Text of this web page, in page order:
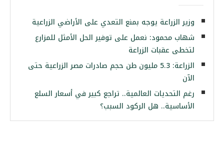
وزير الزراعة يوجه بمنع التعدي على الأراضي الزراعية
شهاب محمود: نعمل على توفير الحل الأمثل للمزارع
لتخطى عقبات الزراعة
الزراعة: 5.3 مليون طن حجم صادرات مصر الزراعية حتى
الآن
رغم التحديات العالمية.. تراجع كبير في أسعار السلع
الأساسية.. هل الركود السبب؟